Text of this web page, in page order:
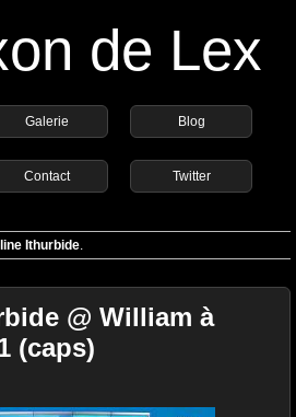
de Lex
Galerie Blog
Contact Twitter
Ithurbide.
@ William à
(caps)